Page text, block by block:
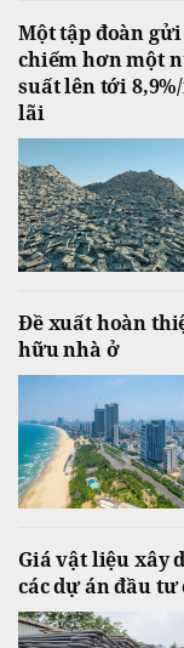
Một tập đoàn gửi
chiếm hơn một
suất lên tới
lãi
Đề xuất hoàn
hữu nhà ở
Giá vật liệu xây
các dự án đầu tư